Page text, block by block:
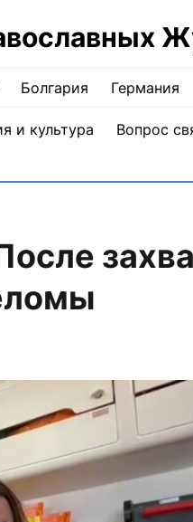
Болгария Германия
и культура Вопрос